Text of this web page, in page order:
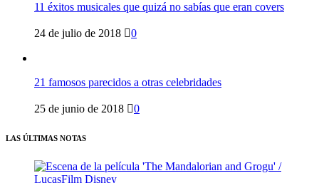
11 éxitos musicales que quizá no sabías que eran covers
24 de julio de 2018 0
21 famosos parecidos a otras celebridades
25 de junio de 2018 0
LAS ÚLTIMAS NOTAS